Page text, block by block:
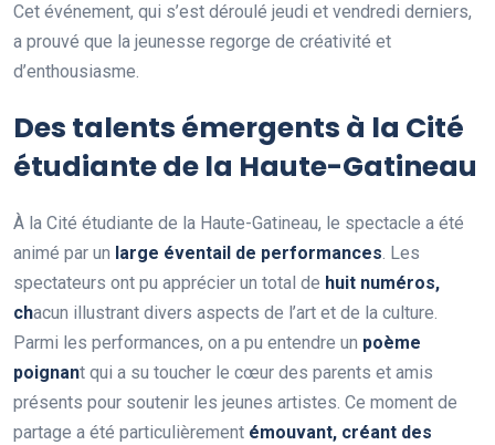
Cet événement, qui s’est déroulé jeudi et vendredi derniers,
a prouvé que la jeunesse regorge de créativité et
d’enthousiasme.
Des talents émergents à la Cité
étudiante de la Haute-Gatineau
À la Cité étudiante de la Haute-Gatineau, le spectacle a été
animé par un arge éventai de performances. Les
spectateurs ont pu apprécier un total de huit numéros,
chacun illustrant divers aspects de l’art et de la culture.
Parmi les performances, on a pu entendre un poème
poignant qui a su toucher le cœur des parents et amis
présents pour soutenir les jeunes artistes. Ce moment de
partage a été particulièrement émouvant, créant des